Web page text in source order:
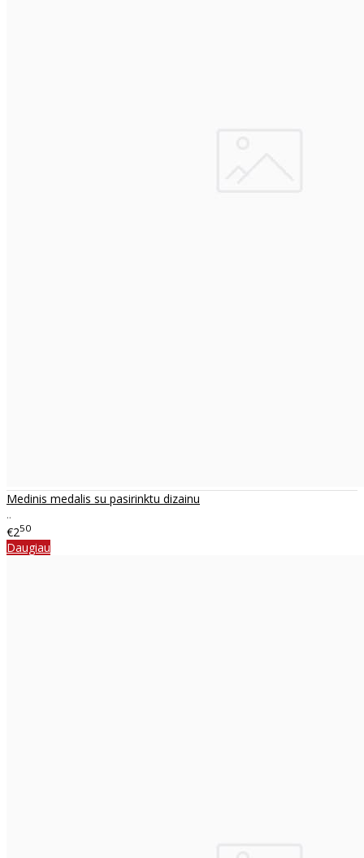
Medinis medalis su pasirinktu dizainu
..
€250
Daugiau